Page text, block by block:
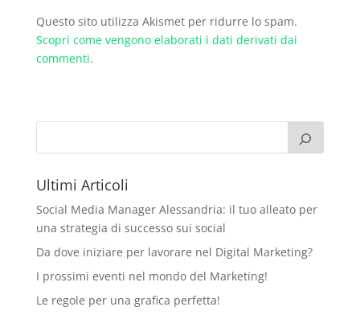
Questo sito utilizza Akismet per ridurre lo spam.
Scopri come vengono elaborati i dati derivati dai
commenti.
Ultimi Articoli
Social Media Manager Alessandria: il tuo alleato per
una strategia di successo sui social
Da dove iniziare per lavorare nel Digital Marketing?
I prossimi eventi nel mondo del Marketing!
Le regole per una grafica perfetta!